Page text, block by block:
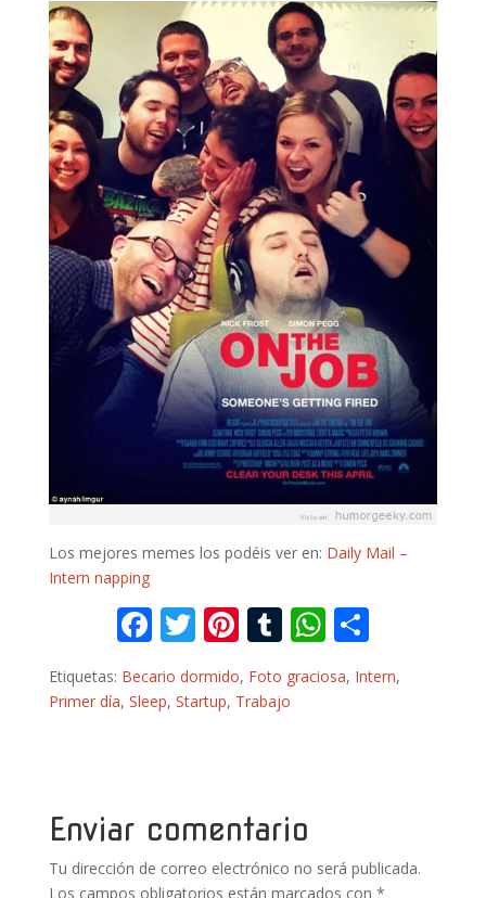
Los mejores memes los podéis ver en: Daily Mail –
Intern napping
F
ac
e
k
T
w
itt
Pi
nt
er
T
m
W
at m
Etiquetas: Becario dormido, Foto graciosa, Intern,
Primer día, Sleep, Startup, Trabajo
Enviar comentario
Tu dirección de correo electrónico no será publicada.
Los campos obligatorios están marcados con *